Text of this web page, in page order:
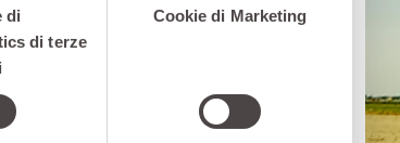
di
di terze
Cookie di Marketing
consiglia uno stile di vita
varia ed equilibrata, oltre che
dei giusti nutrienti per
organismo.